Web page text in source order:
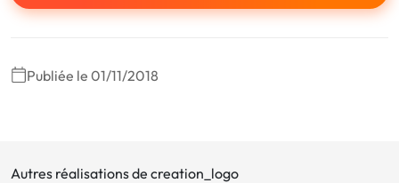
Publiée le 01/11/2018
Autres réalisations de creation_logo